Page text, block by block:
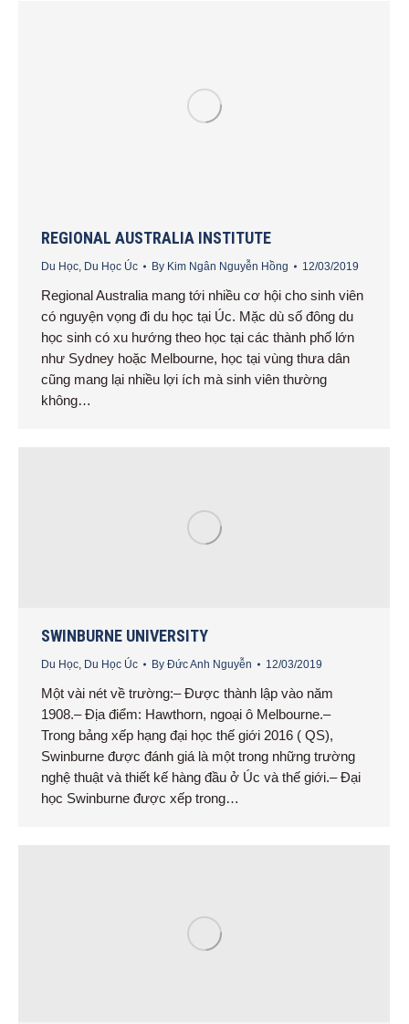
REGIONAL AUSTRALIA INSTITUTE
Du Học, Du Học Úc By Kim Ngân Nguyễn Hồng 12/03/2019
Regional Australia mang tới nhiều cơ hội cho sinh viên
có nguyện vọng đi du học tại Úc. Mặc dù số đông du
học sinh có xu hướng theo học tại các thành phố lớn
như Sydney hoặc Melbourne, học tại vùng thưa dân
cũng mang lại nhiều lợi ích mà sinh viên thường
không…
SWINBURNE UNIVERSITY
Du Học, Du Học Úc By Đức Anh Nguyễn 12/03/2019
Một vài nét về trường:– Được thành lập vào năm
1908.– Địa điểm: Hawthorn, ngoại ô Melbourne.–
Trong bảng xếp hạng đại học thế giới 2016 ( QS),
Swinburne được đánh giá là một trong những trường
nghệ thuật và thiết kế hàng đầu ở Úc và thế giới.– Đại
học Swinburne được xếp trong…